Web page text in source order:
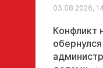
03.08.2026,
Конфликт